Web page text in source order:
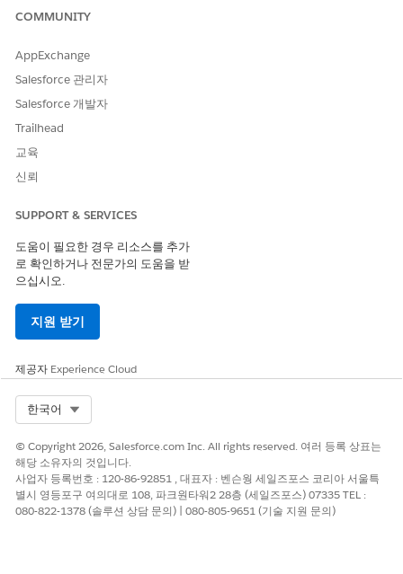
COMMUNITY
AppExchange
Salesforce 관리자
Salesforce 개발자
Trailhead
교육
신뢰
SUPPORT & SERVICES
도움이 필요한 경우 리소스를 추가
로 확인하거나 전문가의 도움을 받
으십시오.
지원 받기
제공자 Experience Cloud
한국어
© Copyright 2026, Salesforce.com Inc. All rights reserved. 여러 등록 상표는
해당 소유자의 것입니다.
사업자 등록번호 : 120-86-92851 , 대표자 : 벤슨웡 세일즈포스 코리아 서울특
별시 영등포구 여의대로 108, 파크원타워2 28층 (세일즈포스) 07335 TEL :
080-822-1378 (솔루션 상담 문의) | 080-805-9651 (기술 지원 문의)